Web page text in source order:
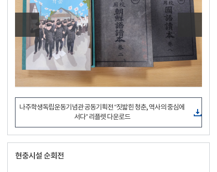
나주학생독립운동기념관 공동기획전 “짓밟힌 청춘, 역사의 중심에
서다” 리플렛 다운로드
현충시설 순회전